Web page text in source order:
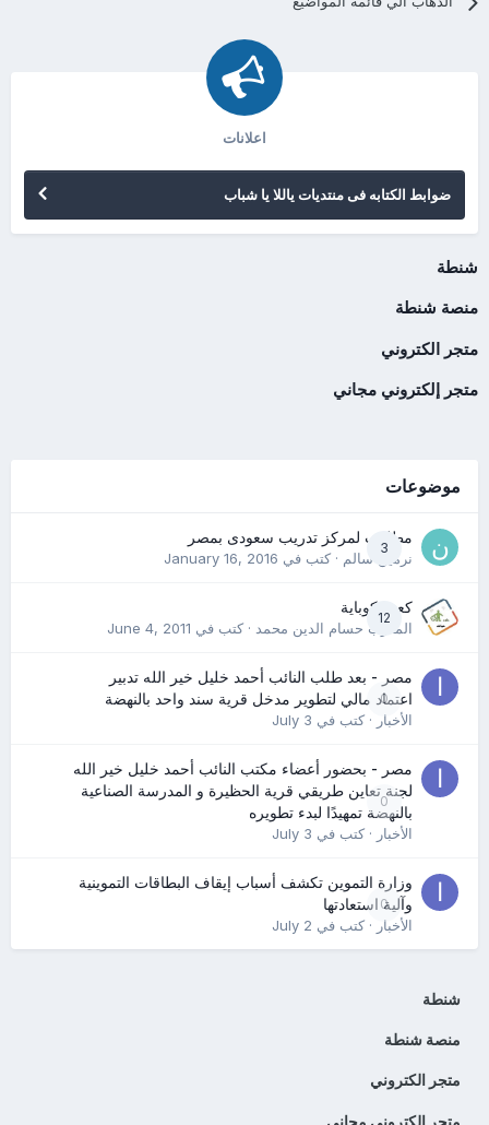
اعلانات
ضوابط الكتابه فى منتديات ياللا يا شباب
شنطة
منصة شنطة
متجر الكتروني
متجر إلكتروني مجاني
موضوعات
3
مطلوب لمركز تدريب سعودى بمصر
نرمين سالم· كتب في January 16, 2016
12
كعب كوباية
المدرب حسام الدين محمد· كتب في June 4, 2011
0
مصر - بعد طلب النائب أحمد خليل خير الله تدبير
اعتماد مالي لتطوير مدخل قرية سند واحد بالنهضة
الأخبار· كتب في July 3
0
مصر - بحضور أعضاء مكتب النائب أحمد خليل خير الله
لجنة تعاين طريقي قرية الحظيرة و المدرسة الصناعية
بالنهضة تمهيدًا لبدء تطويره
الأخبار· كتب في July 3
0
وزارة التموين تكشف أسباب إيقاف البطاقات التموينية
وآلية استعادتها
الأخبار· كتب في July 2
شنطة
منصة شنطة
متجر الكتروني
متجر إلكتروني مجاني